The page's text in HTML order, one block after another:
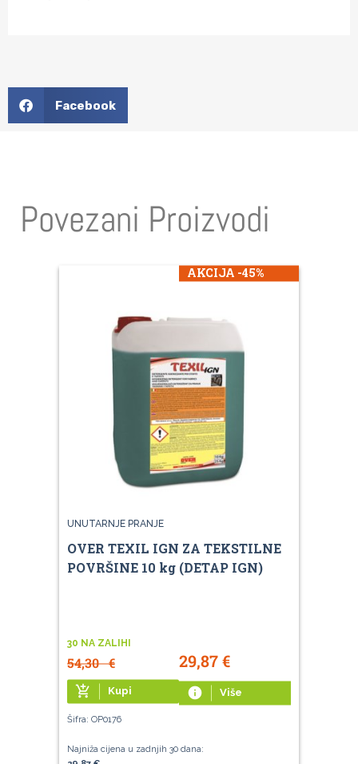
Facebook
Povezani Proizvodi
AKCIJA -45%
UNUTARNJE PRANJE
OVER TEXIL IGN ZA TEKSTILNE
POVRŠINE 10 kg (DETAP IGN)
30 NA ZALIHI
54,30€ 29,87€
add_shopping_cart Kupi info Više
Šifra: OP0176
Najniža cijena u zadnjih 30 dana: